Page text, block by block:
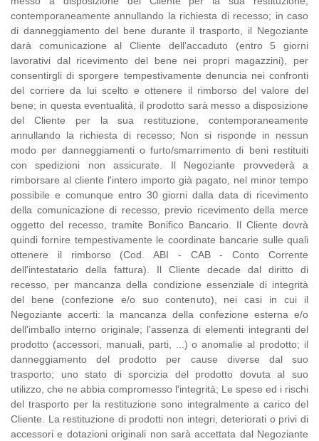
contemporaneamente annullando la richiesta di recesso; in caso
di danneggiamento del bene durante il trasporto, il Negoziante
darà comunicazione al Cliente dell'accaduto (entro 5 giorni
lavorativi dal ricevimento del bene nei propri magazzini), per
consentirgli di sporgere tempestivamente denuncia nei confronti
del corriere da lui scelto e ottenere il rimborso del valore del
bene; in questa eventualità, il prodotto sarà messo a disposizione
del Cliente per la sua restituzione, contemporaneamente
annullando la richiesta di recesso; Non si risponde in nessun
modo per danneggiamenti o furto/smarrimento di beni restituiti
con spedizioni non assicurate. Il Negoziante provvederà a
rimborsare al cliente l'intero importo già pagato, nel minor tempo
possibile e comunque entro 30 giorni dalla data di ricevimento
della comunicazione di recesso, previo ricevimento della merce
oggetto del recesso, tramite Bonifico Bancario. Il Cliente dovrà
quindi fornire tempestivamente le coordinate bancarie sulle quali
ottenere il rimborso (Cod. ABI - CAB - Conto Corrente
dell'intestatario della fattura). Il Cliente decade dal diritto di
recesso, per mancanza della condizione essenziale di integrità
del bene (confezione e/o suo contenuto), nei casi in cui il
Negoziante accerti: la mancanza della confezione esterna e/o
dell'imballo interno originale; l'assenza di elementi integranti del
prodotto (accessori, manuali, parti, ...) o anomalie al prodotto; il
danneggiamento del prodotto per cause diverse dal suo
trasporto; uno stato di sporcizia del prodotto dovuta al suo
utilizzo, che ne abbia compromesso l'integrità; Le spese ed i rischi
del trasporto per la restituzione sono integralmente a carico del
Cliente. La restituzione di prodotti non integri, deteriorati o privi di
accessori e dotazioni originali non sarà accettata dal Negoziante